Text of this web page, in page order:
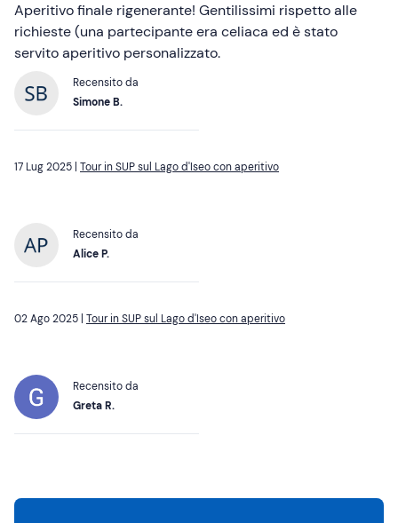
Aperitivo finale rigenerante! Gentilissimi rispetto alle
richieste (una partecipante era celiaca ed è stato
servito aperitivo personalizzato.
Recensito da
Simone B.
17 Lug 2025 | Tour in SUP sul Lago d'Iseo con aperitivo
Recensito da
Alice P.
02 Ago 2025 | Tour in SUP sul Lago d'Iseo con aperitivo
Recensito da
Greta R.